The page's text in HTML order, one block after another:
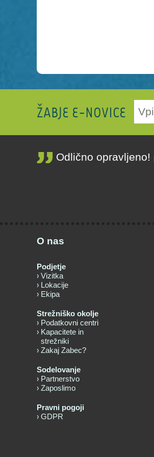
ŽABJE E-NOVICE
Odlično opravljeno!
O nas
Podjetje
Vizitka
Lokacije
Ekipa
Strežniško okolje
Podatkovni centri
Kapacitete in
strežniki
Zakaj Zabec?
Sodelovanje
Partnerstvo
Zaposlimo
Pravni pogoji
GDPR